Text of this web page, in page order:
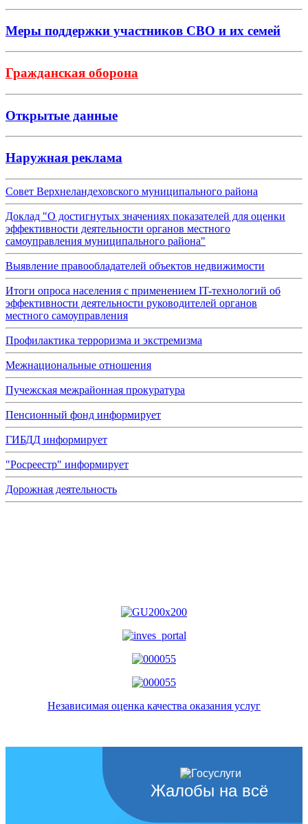
Меры поддержки участников СВО и их семей
Гражданская оборона
Открытые данные
Наружная реклама
Совет Верхнеландеховского муниципального района
Доклад "О достигнутых значениях показателей для оценки
эффективности деятельности органов местного
самоуправления муниципального района"
Выявление правообладателей объектов недвижимости
Итоги опроса населения с применением IT-технологий об
эффективности деятельности руководителей органов
местного самоуправления
Профилактика терроризма и экстремизма
Межнациональные отношения
Пучежская межрайонная прокуратура
Пенсионный фонд информирует
ГИБДД информирует
"Росреестр" информирует
Дорожная деятельность
Независимая оценка качества оказания услуг
Жалобы на всё